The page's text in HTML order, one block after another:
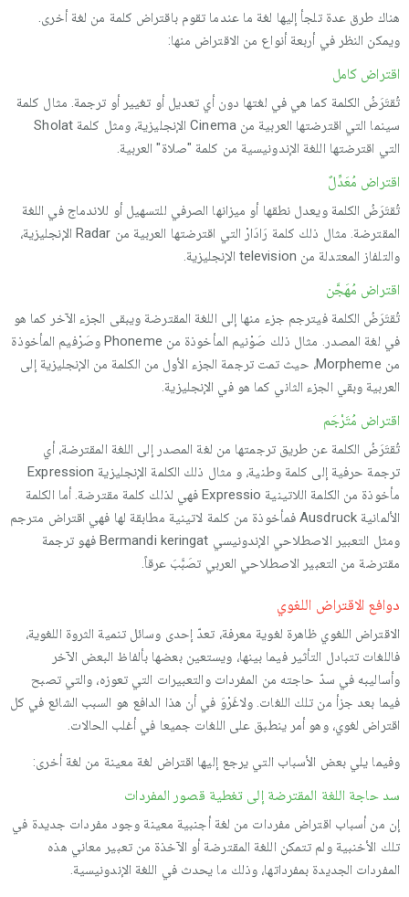
هناك طرق عدة تلجأ إليها لغة ما عندما تقوم باقتراض كلمة من لغة أخرى.
ويمكن النظر في أربعة أنواع من الاقتراض منها:
اقتراض كامل
تُقتَرَضُ الكلمة كما هي في لغتها دون أي تعديل أو تغيير أو ترجمة. مثال كلمة
سينما التي اقترضتها العربية من Cinema الإنجليزية، ومثل كلمة Sholat
التي اقترضتها اللغة الإندونيسية من كلمة "صلاة" العربية.
اقتراض مُعَدِّلٌ
تُقتَرَضُ الكلمة ويعدل نطقها أو ميزانها الصرفي للتسهيل أو للاندماج في اللغة
المقترضة. مثال ذلك كلمة رَادَارْ التي اقترضتها العربية من Radar الإنجليزية،
والتلفاز المعتدلة من television الإنجليزية.
اقتراض مُهَجَّن
تُقتَرَضُ الكلمة فيترجم جزء منها إلى اللغة المقترضة ويبقى الجزء الآخر كما هو
في لغة المصدر. مثال ذلك صَوْنيم المأخوذة من Phoneme وصَرْفيم المأخوذة
من Morpheme، حيث تمت ترجمة الجزء الأول من الكلمة من الإنجليزية إلى
العربية وبقي الجزء الثاني كما هو في الإنجليزية.
اقتراض مُتَرْجَم
تُقتَرَضُ الكلمة عن طريق ترجمتها من لغة المصدر إلى اللغة المقترضة، أي
ترجمة حرفية إلى كلمة وطنية، و مثال ذلك الكلمة الإنجليزية Expression
مأخوذة من الكلمة اللاتينية Expressio فهي لذلك كلمة مقترضة. أما الكلمة
الألمانية Ausdruck فمأخوذة من كلمة لاتينية مطابقة لها فهي اقتراض مترجم
ومثل التعبير الاصطلاحي الإندونيسي Bermandi keringat فهو ترجمة
مقترضة من التعبير الاصطلاحي العربي تصَبَّبَ عرقاً.
دوافع الاقتراض اللغوي
الاقتراض اللغوي ظاهرة لغوية معرفة، تعدّ إحدى وسائل تنمية الثروة اللغوية،
فاللغات تتبادل التأثير فيما بينها، ويستعين بعضها بألفاظ البعض الآخر
وأساليبه في سدّ حاجته من المفردات والتعبيرات التي تعوزه، والتي تصبح
فيما بعد جزأ من تلك اللغات. ولاغَرْوَ في أن هذا الدافع هو السبب الشائع في كل
اقتراض لغوي، وهو أمر ينطبق على اللغات جميعا في أغلب الحالات.
وفيما يلي بعض الأسباب التي يرجع إليها اقتراض لغة معينة من لغة أخرى:
سد حاجة اللغة المقترضة إلى تغطية قصور المفردات
إن من أسباب اقتراض مفردات من لغة أجنبية معينة وجود مفردات جديدة في
تلك الأخنبية ولم تتمكن اللغة المقترضة أو الآخذة من تعبير معاني هذه
المفردات الجديدة بمفرداتها، وذلك ما يحدث في اللغة الإندونيسية.